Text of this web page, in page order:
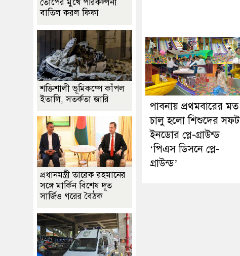
পাবনায় প্রথমবারের মত
চালু হলো শিশুদের সফট
ইনডোর প্লে-গ্রাউন্ড
‘পিএস ডিসনে প্লে-
গ্রাউন্ড’
তোপের মুখে পরিকল্পনা
বাতিল করল ফিফা
শক্তিশালী ভূমিকম্পে কাঁপল
ইতালি, সতর্কতা জারি
প্রধানমন্ত্রী তারেক রহমানের
সঙ্গে মার্কিন বিশেষ দূত
সার্জিও গরের বৈঠক